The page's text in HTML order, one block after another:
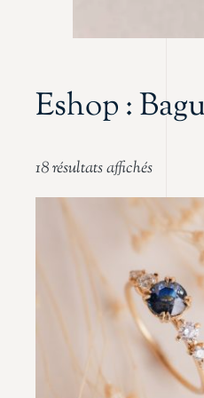
Eshop :
18 résultats affichés